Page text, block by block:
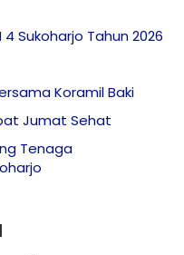
Sukoharjo Tahun 2026
Koramil Baki
Jumat Sehat
Tenaga